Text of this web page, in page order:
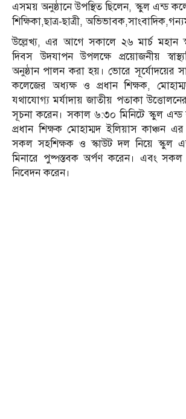
এসময় অনুষ্ঠানে উপস্থিত ছিলেন, স্কুল এন্ড
শিক্ষিকা,ছাত্র-ছাত্রী,
উল্লেখ্য, এর আগে সকালে ২৬ মার্চ মহান
দিবস উদযাপন উপলক্ষে প্রয়োজনীয়
অনুষ্ঠান পালন করা হয়। ভোরে সূর্যোদয়ের
কলেজের অধ্যক্ষ ও প্রধান শিক্ষক,
যথাযোগ্য মর্যাদায় জাতীয় পতাকা
সূচনা করেন। সকাল ৬:৩০ মিনিটে স্কুল
প্রধান শিক্ষক মোহাম্মদ ইলিয়াস কাঞ্চন
সকল সহশিক্ষক ও স্কাউট দল নিয়ে স্কুল
মিনারে পুষ্পস্তবক অর্পণ করেন। এবং সকল
নিবেদন করেন।